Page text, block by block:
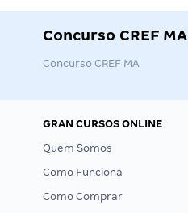
Concurso CREF MA
Concurso CREF MA
GRAN CURSOS ONLINE
Quem Somos
Como Funciona
Como Comprar